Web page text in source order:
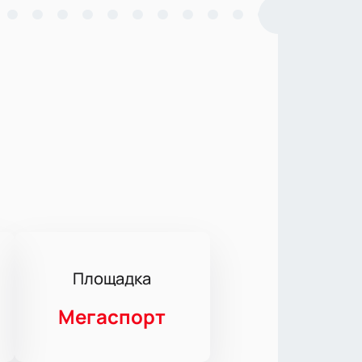
Площадка
Мегаспорт